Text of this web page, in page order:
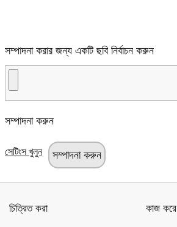
সম্পাদনা করার জন্য একটি ছবি নির্বাচন করুন
সম্পাদনা করুন
সেটিংস খুলুন
চিত্রিত করা কাজ করে